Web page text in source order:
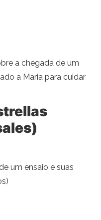
a chegada de um
a Maria para cuidar
um ensaio e suas